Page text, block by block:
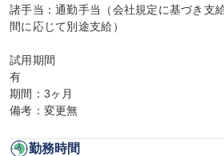
諸手当：通勤手当（会社規定に基づき支
間に応じて別途支給）
試用期間
有
期間：3ヶ月
備考：変更無
勤務時間